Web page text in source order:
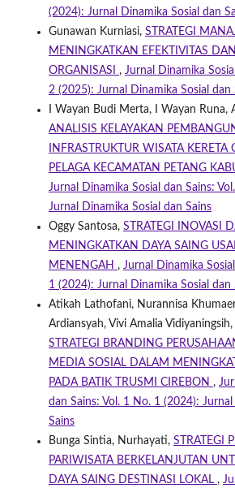
(2024): Jurnal Dinamika Sosial dan
Gunawan Kurniasi, STRATEGI
MENINGKATKAN EFEKTIVITAS
ORGANISASI , Jurnal Dinamika
2 (2025): Jurnal Dinamika Sosial dan
I Wayan Budi Merta, I Wayan Runa,
ANALISIS KELAYAKAN
INFRASTRUKTUR WISATA
PELAGA KECAMATAN PETANG
Jurnal Dinamika Sosial dan Sains:
Jurnal Dinamika Sosial dan Sains
Oggy Santosa, STRATEGI INOVASI
MENINGKATKAN DAYA SAING
MENENGAH , Jurnal Dinamika
1 (2024): Jurnal Dinamika Sosial dan
Atikah Lathofani, Nurannisa
Ardiansyah, Vivi Amalia
STRATEGI BRANDING
MEDIA SOSIAL DALAM
PADA BATIK TRUSMI CIREBON ,
dan Sains: Vol. 1 No. 1 (2024):
Sains
Bunga Sintia, Nurhayati, STRATEGI
PARIWISATA BERKELANJUTAN
DAYA SAING DESTINASI LOKAL ,